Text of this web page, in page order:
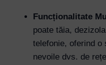
Funcționalitate
poate tăia,
telefonie, oferind o
nevoile dvs. de